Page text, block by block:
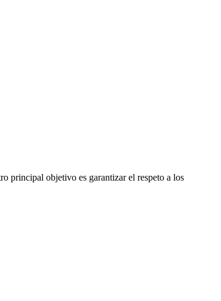
principal objetivo es garantizar el respeto a los